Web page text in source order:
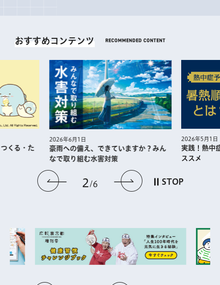
おすすめコンテンツ
前のスライドを表示
2 6 次のスライドを
STOP
くる・た
2026年6月1日
豪雨への備え、できていますか？みん
なで取り組む水害対策
2026年5月1日
実践！熱中
ススメ